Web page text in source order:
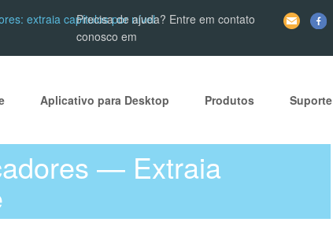
extraia capítulos por nível
Precisa de ajuda? Entre em contato
conosco em
Aplicativo para Desktop Produtos Suporte
— Extraia